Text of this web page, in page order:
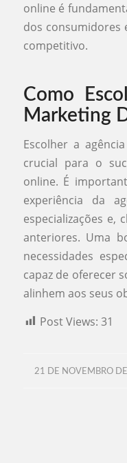
online é
dos consumidores
competitivo.
Como
Marketing
Escolher a
crucial para o
online. É
experiência da
especializações e,
anteriores. Uma
necessidades
capaz de oferecer
alinhem aos seus
Post Views: 31
21 DE NOVEMBRO /